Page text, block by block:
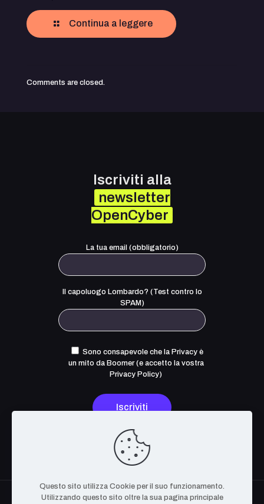
Continua a leggere
Comments are closed.
Iscriviti alla
newsletter
OpenCyber
La tua email (obbligatorio)
Il capoluogo Lombardo? (Test contro lo
SPAM)
Sono consapevole che la Privacy è
un mito da Boomer (e accetto la vostra
Privacy Policy)
Questo sito utilizza Cookie per il suo funzionamento.
Utilizzando questo sito oltre la sua pagina principale